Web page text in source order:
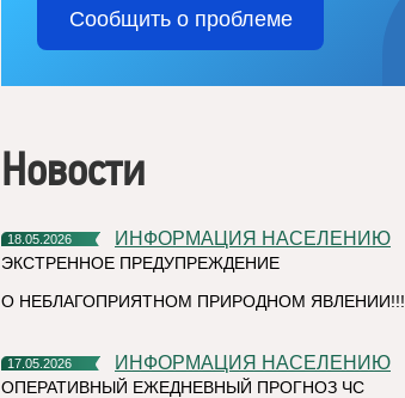
Сообщить о проблеме
Новости
18.05.2026 ИНФОРМАЦИЯ НАСЕЛЕНИЮ
ЭКСТРЕННОЕ ПРЕДУПРЕЖДЕНИЕ
О НЕБЛАГОПРИЯТНОМ ПРИРОДНОМ ЯВЛЕНИИ!!!
17.05.2026 ИНФОРМАЦИЯ НАСЕЛЕНИЮ
ОПЕРАТИВНЫЙ ЕЖЕДНЕВНЫЙ ПРОГНОЗ ЧС